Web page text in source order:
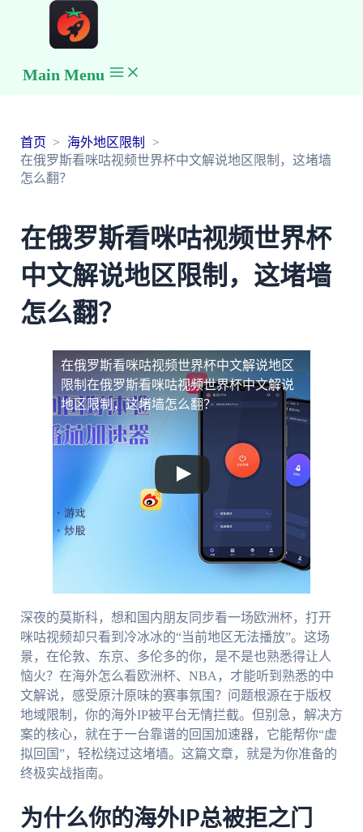
Main Menu
首页
海外地区限制
在俄罗斯看咪咕视频世界杯中文解说地区限制，这堵墙
怎么翻？
在俄罗斯看咪咕视频世界杯
中文解说地区限制，这堵墙
怎么翻？
在俄罗斯看咪咕视频世界杯中文解说地区
限制 在俄罗斯看咪咕视频世界杯中文解说
地区限制，这堵墙怎么翻？
深夜的莫斯科，想和国内朋友同步看一场欧洲杯，打开
咪咕视频却只看到冷冰冰的“当前地区无法播放”。这场
景，在伦敦、东京、多伦多的你，是不是也熟悉得让人
恼火？在海外怎么看欧洲杯、NBA，才能听到熟悉的中
文解说，感受原汁原味的赛事氛围？问题根源在于版权
地域限制，你的海外IP被平台无情拦截。但别急，解决方
案的核心，就在于一台靠谱的回国加速器，它能帮你“虚
拟回国”，轻松绕过这堵墙。这篇文章，就是为你准备的
终极实战指南。
为什么你的海外IP总被拒之门